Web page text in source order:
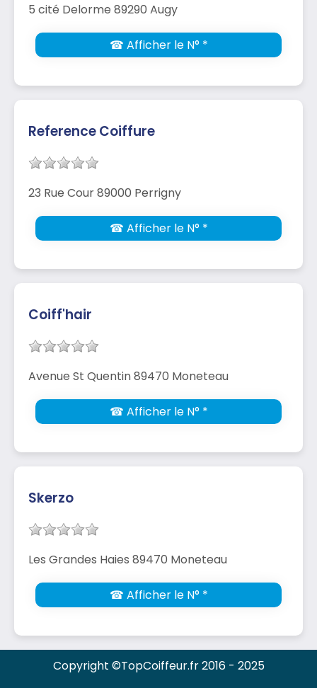
5 cité Delorme 89290 Augy
☎ Afficher le N° *
Reference Coiffure
23 Rue Cour 89000 Perrigny
☎ Afficher le N° *
Coiff'hair
Avenue St Quentin 89470 Moneteau
☎ Afficher le N° *
Skerzo
Les Grandes Haies 89470 Moneteau
☎ Afficher le N° *
Copyright ©TopCoiffeur.fr 2016 - 2025